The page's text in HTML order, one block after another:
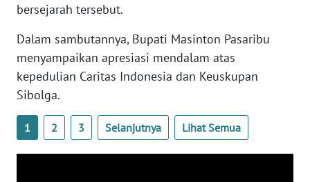
bersejarah tersebut.
Dalam sambutannya, Bupati Masinton Pasaribu
menyampaikan apresiasi mendalam atas
kepedulian Caritas Indonesia dan Keuskupan
Sibolga.
1 2 3 Selanjutnya Lihat Semua
WN
WN
BALI
KALBAR